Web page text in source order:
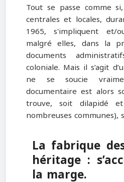
Tout se passe comme
centrales et locales,
1965, s'impliquent et/
malgré elles, dans la
documents
coloniale. Mais il s’agit
ne se soucie
documentaire est alors
trouve, soit dilapidé
nombreuses communes),
La fabrique
héritage :
la marge.